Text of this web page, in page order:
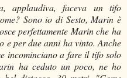
applaudiva, faceva un tifo
Sono io di Sesto, Marin è
perfettamente Marin che ha
e per due anni ha vinto. Anche
incominciano a fare il tifo solo
ha ceduto un poco, ne ho